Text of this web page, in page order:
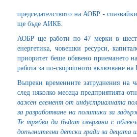
председателството на АОБР -
ще бъде АИКБ.
АОБР ще работи по 47 мерки в шест
енергетика, човешки ресурси,
приоритет беше обявено приемането
работа за по-скорошното включване на
Въпреки временните затруднения на
след няколко месеца предприятията
важен елемент от индустриалната
за разработване на политики за
Те трябва да бъдат свързани с
допълнителни детски гради за децата